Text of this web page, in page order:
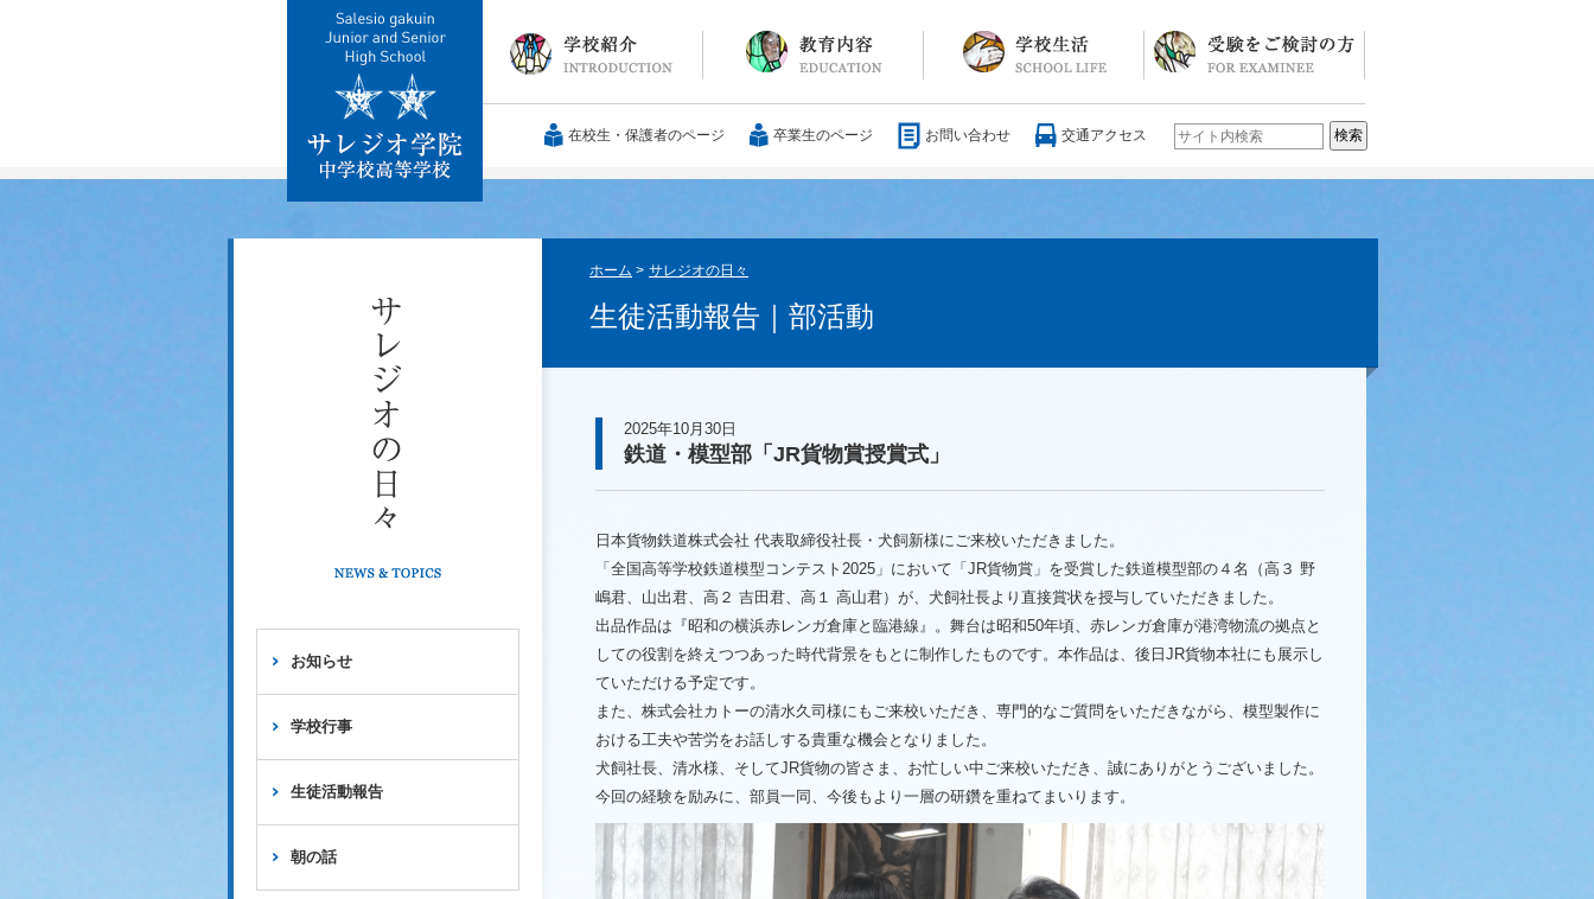
校長メッセージ
教育方針・沿革
施設紹介
交通アクセス 25歳の男づくり
カリキュラム
教科
国際交流
大学合格実績 行事・イベント
部活動
ボランティア
サレジアンエピソード
サレジオの日々(ブログ) 学校説明会・イベント一覧
入試要項・入試結果
Q&A
お問い合わせ
学校案内パンフレット
在校生・保護者のページ 卒業生のページ お問い合わせ 交通アクセス
お知らせ
学校行事
生徒活動報告
朝の話
ホーム > サレジオの日々
生徒活動報告｜部活動
2025年10月30日
鉄道・模型部「JR貨物賞授賞式」
日本貨物鉄道株式会社 代表取締役社長・犬飼新様にご来校いただきました。
「全国高等学校鉄道模型コンテスト2025」において「JR貨物賞」を受賞した鉄道模型部の４名（高３ 野
嶋君、山出君、高２ 吉田君、高１ 高山君）が、犬飼社長より直接賞状を授与していただきました。
出品作品は『昭和の横浜赤レンガ倉庫と臨港線』。舞台は昭和50年頃、赤レンガ倉庫が港湾物流の拠点と
しての役割を終えつつあった時代背景をもとに制作したものです。本作品は、後日JR貨物本社にも展示し
ていただける予定です。
また、株式会社カトーの清水久司様にもご来校いただき、専門的なご質問をいただきながら、模型製作に
おける工夫や苦労をお話しする貴重な機会となりました。
犬飼社長、清水様、そしてJR貨物の皆さま、お忙しい中ご来校いただき、誠にありがとうございました。
今回の経験を励みに、部員一同、今後もより一層の研鑽を重ねてまいります。